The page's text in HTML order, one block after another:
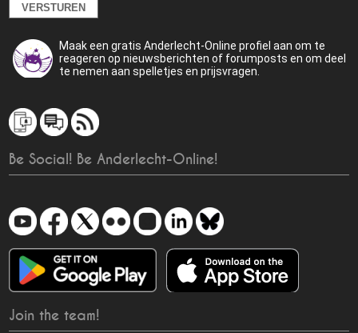
Maak een gratis Anderlecht-Online profiel aan om te
reageren op nieuwsberichten of forumposts en om deel
te nemen aan spelletjes en prijsvragen.
Be Social! Be Anderlecht-Online!
Join the team!